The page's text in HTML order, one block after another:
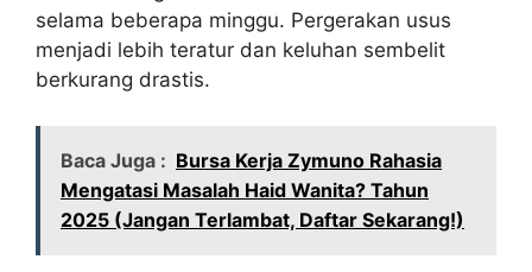
selama beberapa minggu. Pergerakan usus
menjadi lebih teratur dan keluhan sembelit
berkurang drastis.
Baca Juga : Bursa Kerja Zymuno Rahasia
Mengatasi Masalah Haid Wanita? Tahun
2025 (Jangan Terlambat, Daftar Sekarang!)